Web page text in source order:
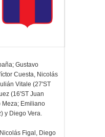
Gustavo
Cuesta, Nicolás
Vitale (27'ST
(16'ST Juan
Meza; Emiliano
y Diego Vera.
Figal, Diego